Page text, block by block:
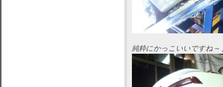
純粋にかっこいいですね～